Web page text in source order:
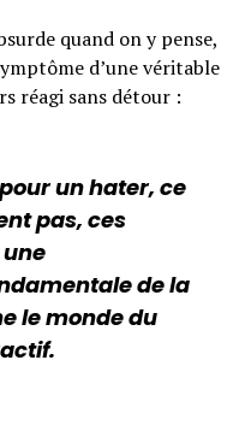
quand on y pense,
d’une véritable
réagi sans détour :
un hater, ce
pas, ces
de la
le monde du